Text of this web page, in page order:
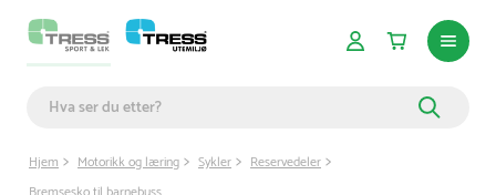
Hjem Motorikk og læring Sykler
Reservedeler